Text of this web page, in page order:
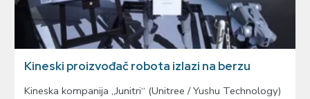
Kineski proizvođač robota izlazi na berzu
Kineska kompanija „Junitri“ (Unitree / Yushu Technology)